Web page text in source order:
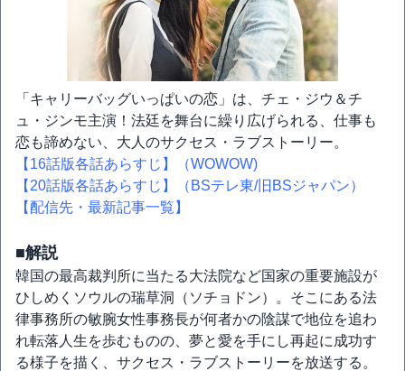
「キャリーバッグいっぱいの恋」は、チェ・ジウ＆チ
ュ・ジンモ主演！法廷を舞台に繰り広げられる、仕事も
恋も諦めない、大人のサクセス・ラブストーリー。
【16話版各話あらすじ】（WOWOW)
【20話版各話あらすじ】（BSテレ東/旧BSジャパン）
【配信先・最新記事一覧】
■解説
韓国の最高裁判所に当たる大法院など国家の重要施設が
ひしめくソウルの瑞草洞（ソチョドン）。そこにある法
律事務所の敏腕女性事務長が何者かの陰謀で地位を追わ
れ転落人生を歩むものの、夢と愛を手にし再起に成功す
る様子を描く、サクセス・ラブストーリーを放送する。